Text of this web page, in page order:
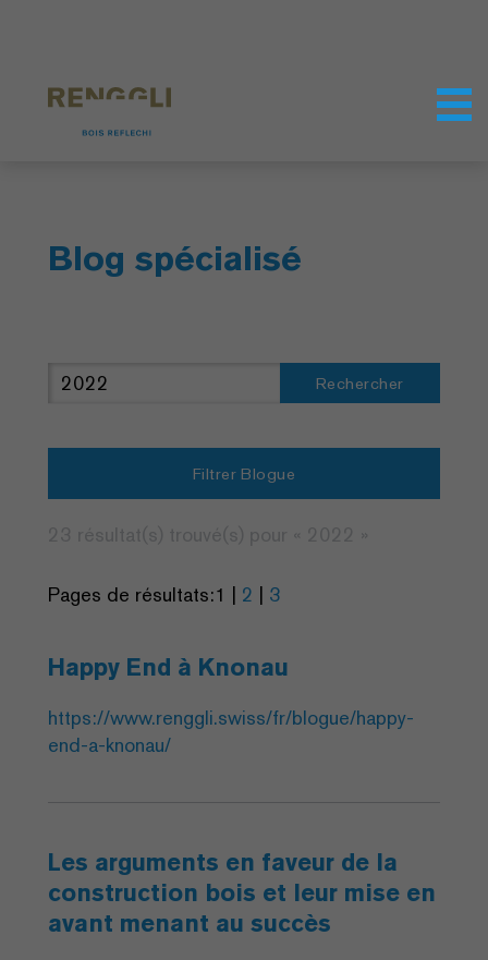
Blog spécialisé
Rechercher
Filtrer Blogue
Pages de résultats:1 | 2 | 3
Happy End à Knonau
https://www.renggli.swiss/fr/blogue/happy-
end-a-knonau/
Les arguments en faveur de la
construction bois et leur mise en
avant menant au succès